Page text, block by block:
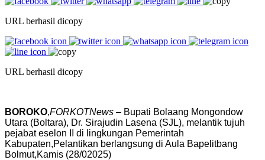
URL berhasil dicopy
URL berhasil dicopy
BOROKO,FORKOTNews – Bupati Bolaang Mongondow
Utara (Boltara), Dr. Sirajudin Lasena (SJL), melantik tujuh
pejabat eselon II di lingkungan Pemerintah
Kabupaten,Pelantikan berlangsung di Aula Bapelitbang
Bolmut,Kamis (28/02025)